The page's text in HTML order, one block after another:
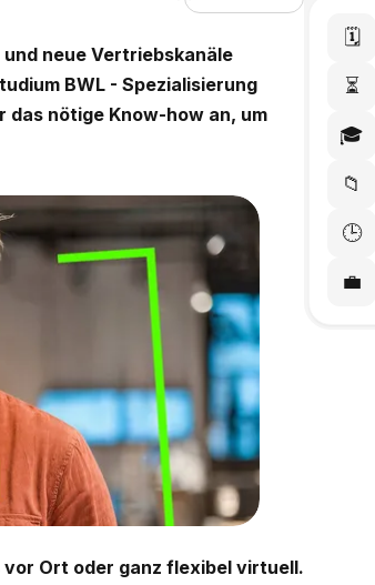
neue Vertriebskanäle
BWL - Spezialisierung
das nötige Know-how an, um
vor Ort oder ganz flexibel virtuell.
🗓️
⏳
🎓
📁
🕒
💼